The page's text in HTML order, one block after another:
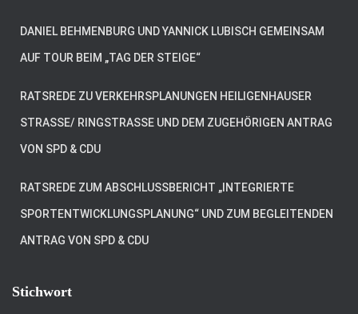
DANIEL BEHMENBURG UND YANNICK LUBISCH GEMEINSAM
AUF TOUR BEIM „TAG DER STEIGE“
RATSREDE ZU VERKEHRSPLANUNGEN HEILIGENHAUSER
STRASSE/ RINGSTRASSE UND DEM ZUGEHÖRIGEN ANTRAG VO
N SPD & CDU
RATSREDE ZUM ABSCHLUSSBERICHT „INTEGRIERTE
SPORTENTWICKLUNGSPLANUNG“ UND ZUM BEGLEITENDEN
ANTRAG VON SPD & CDU
Stichwort